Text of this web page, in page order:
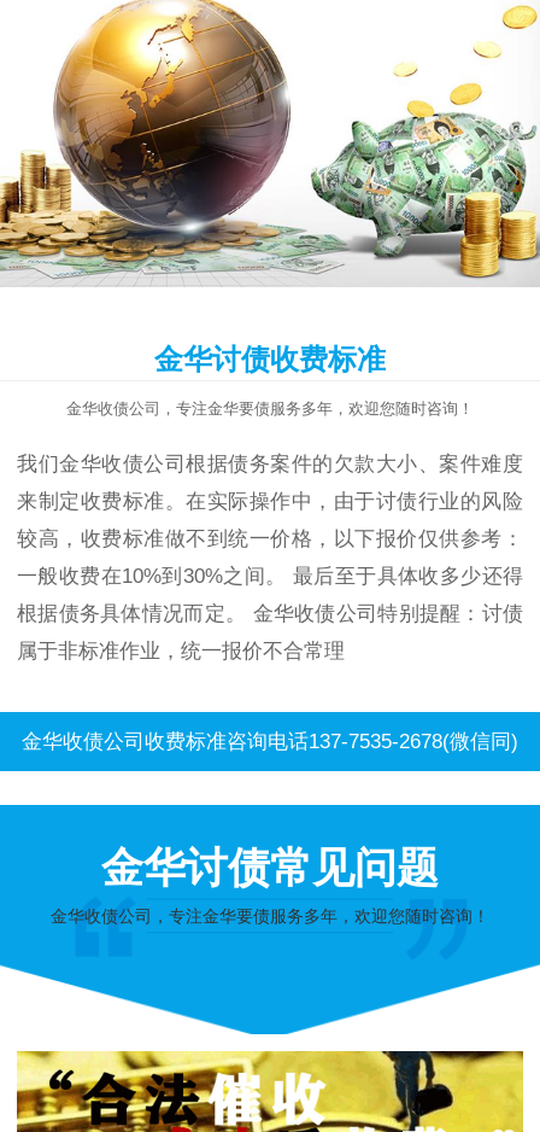
金华讨债收费标准
金华收债公司，专注金华要债服务多年，欢迎您随时咨询！
我们金华收债公司根据债务案件的欠款大小、案件难度
来制定收费标准。在实际操作中，由于讨债行业的风险
较高，收费标准做不到统一价格，以下报价仅供参考：
一般收费在10%到30%之间。 最后至于具体收多少还得
根据债务具体情况而定。 金华收债公司特别提醒：讨债
属于非标准作业，统一报价不合常理
金华收债公司收费标准咨询电话137-7535-2678(微信同)
金华讨债常见问题
金华收债公司，专注金华要债服务多年，欢迎您随时咨询！